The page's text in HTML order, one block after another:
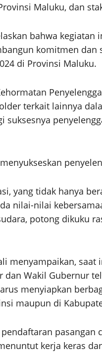
Maluku, dan
bahwa kegiatan
komitmen dan
di Provinsi Maluku.
terkait lainnya
yang tidak hanya
nilai-nilai
potong dikuku
menyampaikan, saat
Wakil Gubernur
menyiapkan
maupun di
pasangan
kerja keras